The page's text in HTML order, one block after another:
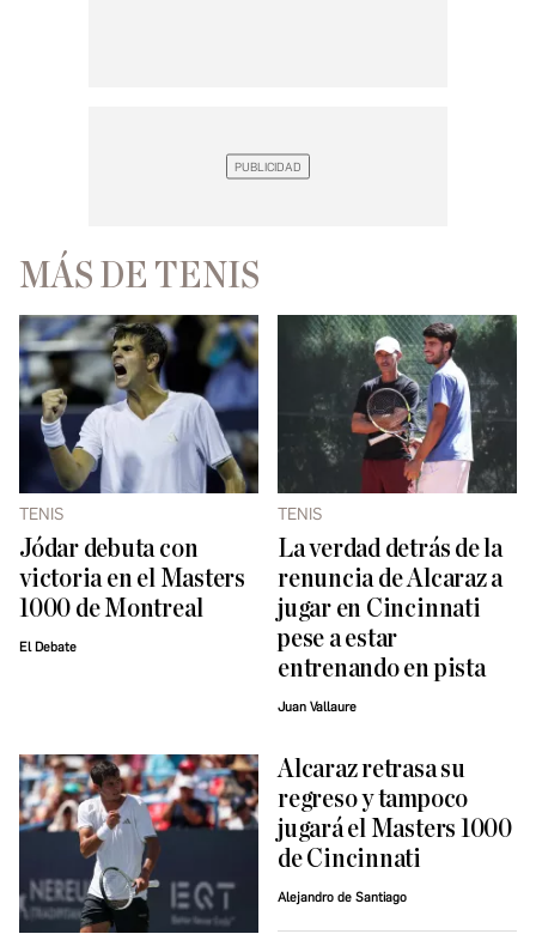
MÁS DE TENIS
TENIS
Jódar debuta con
victoria en el Masters
1000 de Montreal
El Debate
TENIS
La verdad detrás de la
renuncia de Alcaraz a
jugar en Cincinnati
pese a estar
entrenando en pista
Juan Vallaure
Alcaraz retrasa su
regreso y tampoco
jugará el Masters 1000
de Cincinnati
Alejandro de Santiago